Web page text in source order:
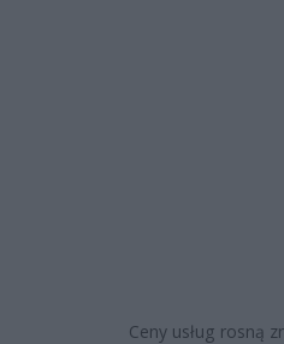
Ceny usług rosną